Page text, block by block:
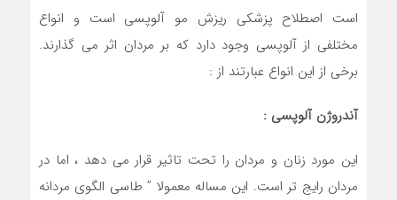
است اصطلاح پزشکی ریزش مو آلوپسی است و انواع
مختلفی از آلوپسی وجود دارد که بر مردان اثر می گذارند.
برخی از این انواع عبارتند از :
آندروژن آلوپسی :
این مورد زنان و مردان را تحت تاثیر قرار می دهد ، اما در
مردان رایج تر است. این مساله معمولا ” طاسی الگوی مردانه